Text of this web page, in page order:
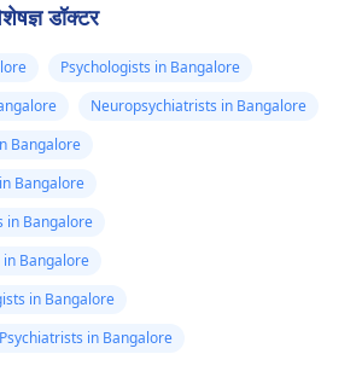
डॉक्टर
Psychologists in Bangalore
Neuropsychiatrists in Bangalore
Bangalore
Bangalore
in Bangalore
Bangalore
in Bangalore
in Bangalore